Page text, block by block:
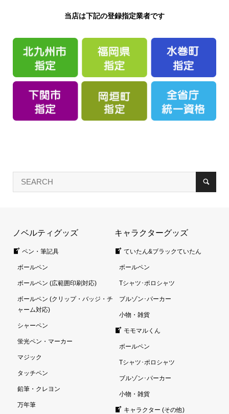
当店は下記の登録指定業者です
ノベルティグッズ
ペン・筆記具
ボールペン
ボールペン (広範囲印刷対応)
ボールペン (クリップ・バッジ・チ
ャーム対応)
シャーペン
蛍光ペン・マーカー
マジック
タッチペン
鉛筆・クレヨン
万年筆
キャラクターグッズ
ていたん&ブラックていたん
ボールペン
Tシャツ･ポロシャツ
ブルゾン･パーカー
小物・雑貨
モモマルくん
ボールペン
Tシャツ･ポロシャツ
ブルゾン･パーカー
小物・雑貨
キャラクター (その他)